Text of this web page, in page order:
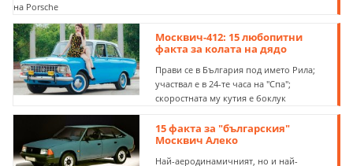
на Porsche
Москвич-412: 15 любопитни
факта за колата на дядо
Прави се в България под името Рила;
участвал е в 24-те часа на "Спа";
скоростната му кутия е боклук
15 факта за "българския"
Москвич Алеко
Най-аеродинамичният, но и най-